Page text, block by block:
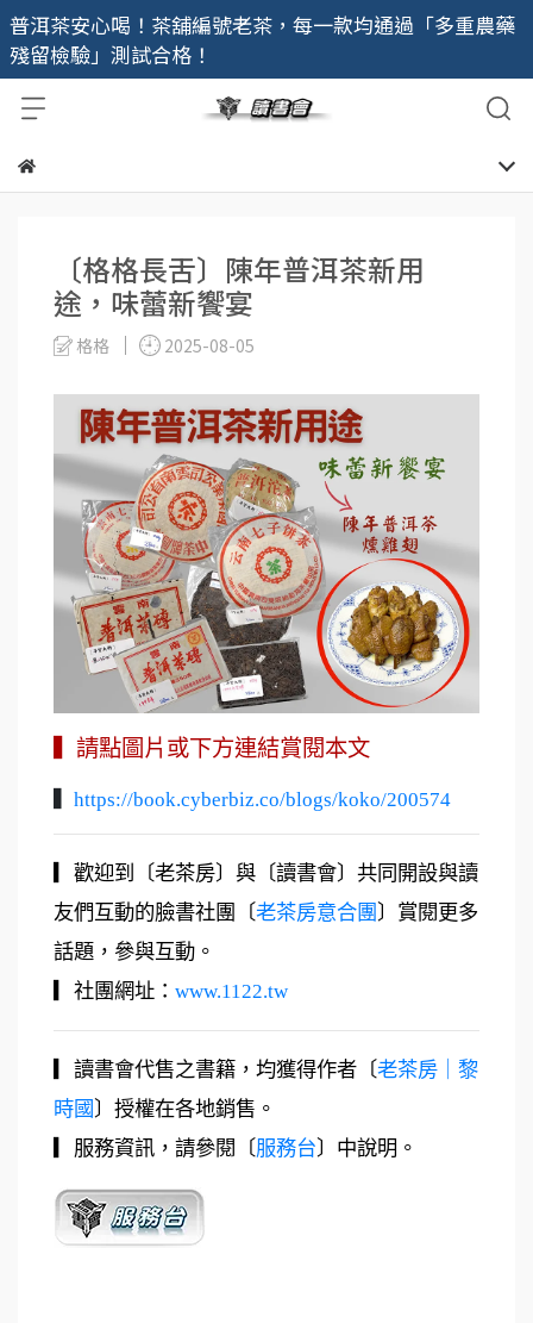
普洱茶安心喝！茶舖編號老茶，每一款均通過「多重農藥
殘留檢驗」測試合格！
〔格格長舌〕陳年普洱茶新用
途，味蕾新饗宴
格格 2025-08-05
▍請點圖片或下方連結賞閱本文
https://book.cyberbiz.co/blogs/koko/200574
▎歡迎到〔老茶房〕與〔讀書會〕共同開設與讀
友們互動的臉書社團〔老茶房意合團 〕賞閱更多
話題，參與互動。
▎社團網址： www.1122.tw
▎讀書會代售之書籍，均獲得作者〔老茶房｜黎
時國 〕授權在各地銷售。
▎服務資訊，請參閱〔服務台〕中說明。